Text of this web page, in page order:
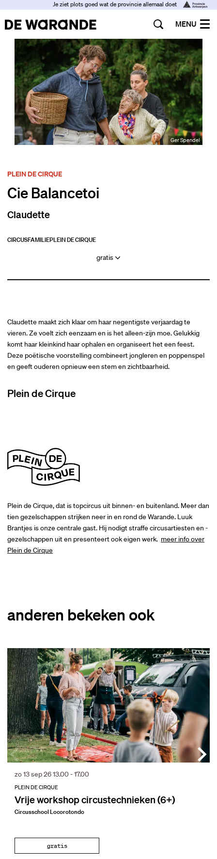
Je ziet plots goed wat de provincie allemaal doet
MENU
Ger Spendel
Cie Balancetoi
Claudette
PLEIN DE CIRQUE
CIRCUSFAMILIEPLEIN DE CIRQUE
gratis
Claudette maakt zich klaar om haar negentigste verjaardag te
vieren. Ze voelt zich eenzaam en is het alleen-zijn moe. Gelukkig
komt haar kleinkind haar ophalen en organiseert het een feest.
Deze poëtische voorstelling combineert jongleren en poppenspel
en geeft ouderen opnieuw een stem en zichtbaarheid.
Plein de Cirque
Plein de Cirque, dat is topcircus uit binnen- en buitenland. Meer dan
tien gezelschappen strijken neer in en rond de Warande. Luuk
Brantjes is onze centrale gast. Hij nodigt straffe circusartiesten en -
gezelschappen uit en presenteert ook eigen werk. meer info over
Plein de Cirque
anderen bekeken ook
Vrije workshop circustechnieken (6+)
Circusschool Locorotondo
PLEIN DE CIRQUE
zo 13 sep 2613.00 - 17.00
gratis